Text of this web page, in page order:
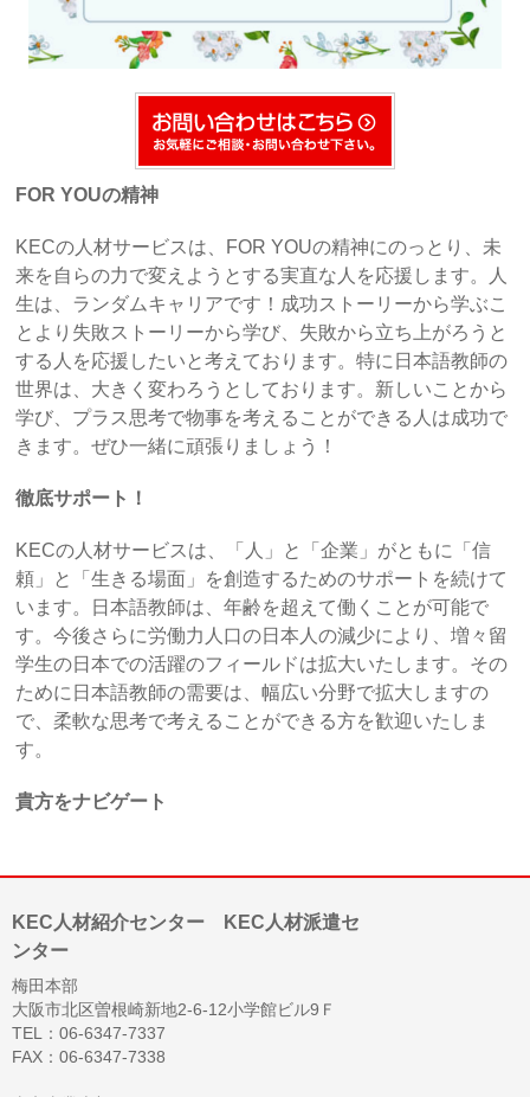
FOR YOUの精神
KECの人材サービスは、FOR YOUの精神にのっとり、未
来を自らの力で変えようとする実直な人を応援します。人
生は、ランダムキャリアです！成功ストーリーから学ぶこ
とより失敗ストーリーから学び、失敗から立ち上がろうと
する人を応援したいと考えております。特に日本語教師の
世界は、大きく変わろうとしております。新しいことから
学び、プラス思考で物事を考えることができる人は成功で
きます。ぜひ一緒に頑張りましょう！
徹底サポート！
KECの人材サービスは、「人」と「企業」がともに「信
頼」と「生きる場面」を創造するためのサポートを続けて
います。日本語教師は、年齢を超えて働くことが可能で
す。今後さらに労働力人口の日本人の減少により、増々留
学生の日本での活躍のフィールドは拡大いたします。その
ために日本語教師の需要は、幅広い分野で拡大しますの
で、柔軟な思考で考えることができる方を歓迎いたしま
す。
貴方をナビゲート
KEC人材紹介センター KEC人材派遣セ
ンター
梅田本部
大阪市北区曽根崎新地2-6-12小学館ビル9Ｆ
TEL：06-6347-7337
FAX：06-6347-7338